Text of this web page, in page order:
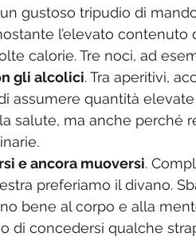
gustoso tripudio di
l’elevato contenuto
calorie. Tre noci, ad
gli alcolici. Tra aperitivi,
assumere quantità
salute, ma anche perché
e ancora muoversi.
preferiamo il divano.
bene al corpo e alla
di concedersi qualche